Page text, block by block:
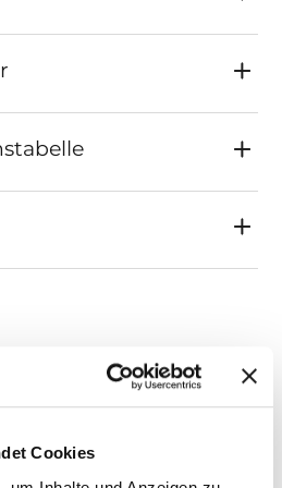
Cookies
mit Echtholz-